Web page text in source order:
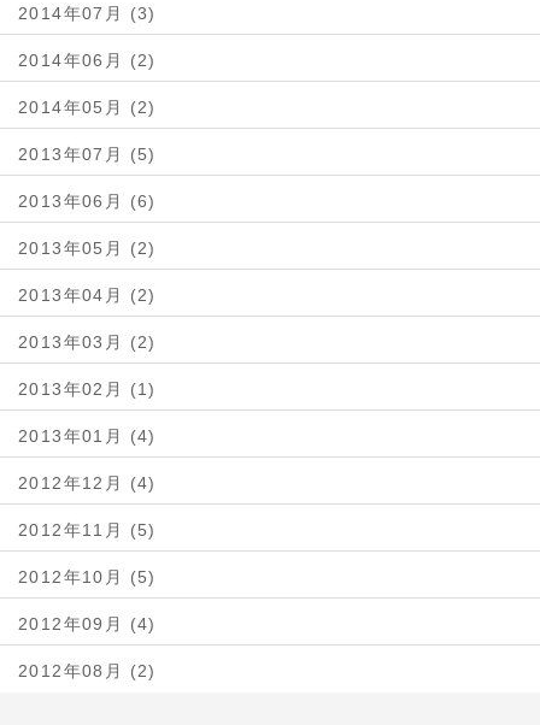
2014年07月 (3)
2014年06月 (2)
2014年05月 (2)
2013年07月 (5)
2013年06月 (6)
2013年05月 (2)
2013年04月 (2)
2013年03月 (2)
2013年02月 (1)
2013年01月 (4)
2012年12月 (4)
2012年11月 (5)
2012年10月 (5)
2012年09月 (4)
2012年08月 (2)